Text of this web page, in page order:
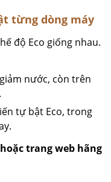
từng dòng máy
độ Eco giống nhau.
nước, còn trên
tự bật Eco, trong
trang web hãng